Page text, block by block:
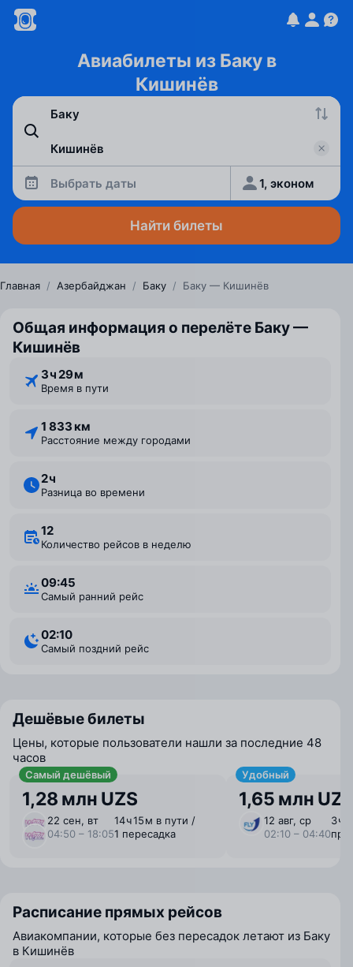
Авиабилеты из Баку в
Кишинёв
Выбрать даты 1, эконом
Найти билеты
Главная / Азербайджан / Баку / Баку — Кишинёв
Общая информация о перелёте Баку —
Кишинёв
3 ⁠ч 29 ⁠м
Время в пути
1 833 км
Расстояние между городами
2 ⁠ч
Разница во времени
12
Количество рейсов в неделю
09:45
Самый ранний рейс
02:10
Самый поздний рейс
Дешёвые билеты
Цены, которые пользователи нашли за последние 48
часов
Самый дешёвый
1,28 млн UZS
22 сен, вт
04:50 – 18:05
14 ⁠ч 15 ⁠м в пути /
1 пересадка
Удобный
1,65 млн
12 авг, ср
02:10 – 04:40
3 ⁠ч
Расписание прямых рейсов
Авиакомпании, которые без пересадок летают из Баку
в Кишинёв